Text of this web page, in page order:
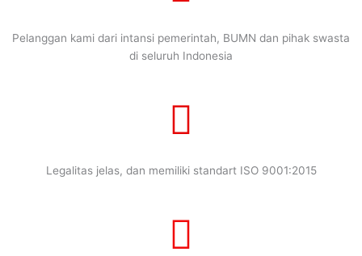
Pelanggan kami dari intansi pemerintah, BUMN dan pihak swasta
di seluruh Indonesia
Legalitas jelas, dan memiliki standart ISO 9001:2015